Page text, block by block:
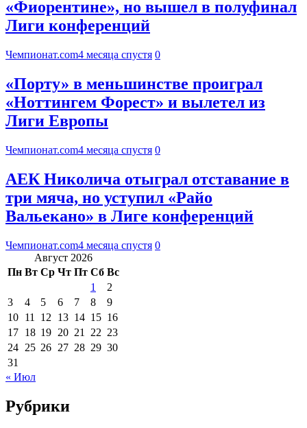
«Фиорентине», но вышел в полуфинал
Лиги конференций
Чемпионат.com4 месяца спустя 0
«Порту» в меньшинстве проиграл
«Ноттингем Форест» и вылетел из
Лиги Европы
Чемпионат.com4 месяца спустя 0
АЕК Николича отыграл отставание в
три мяча, но уступил «Райо
Вальекано» в Лиге конференций
Чемпионат.com4 месяца спустя 0
Август 2026
Пн Вт Ср Чт Пт Сб Вс
1
2
3
4 5 6 7 8
9
10 11 12 13 14 15 16
17 18 19 20 21 22 23
24 25 26 27 28 29 30
31
« Июл
Рубрики